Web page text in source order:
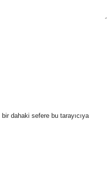
dahaki sefere bu tarayıcıya